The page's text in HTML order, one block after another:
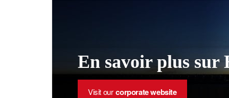
En savoir plus sur
Visit our corporate website